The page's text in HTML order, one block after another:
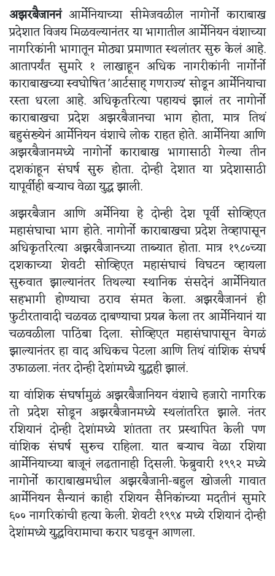
अझरबैजाननंआर्मेनियाच्या सीमेजवळील नागोर्नो काराबाख
प्रदेशात विजय मिळवल्यानंतर या भागातील आर्मेनियन वंशाच्या
नागरिकांनी भागातून मोठ्या प्रमाणात स्थलांतर सुरु केलं आहे.
आतापर्यंत सुमारे १ लाखाहून अधिक नागरीकांनी नार्गोर्नो
काराबाखच्या स्वघोषित 'आर्टसाह् गणराज्य' सोडून आर्मेनियाचा
रस्ता धरला आहे. अधिकृतरित्या पहायचं झालं तर नागोर्नो
काराबाखचा प्रदेश अझरबैजानचा भाग होता, मात्र तिथं
बहुसंख्येनं आर्मेनियन वंशाचे लोक राहत होते. आर्मेनिया आणि
अझरबैजानमध्ये नागोर्नो काराबाख भागासाठी गेल्या तीन
दशकांहून संघर्ष सुरु होता. दोन्ही देशात या प्रदेशासाठी
यापूर्वीही बऱ्याच वेळा युद्ध झाली.
अझरबैजान आणि अर्मेनिया हे दोन्ही देश पूर्वी सोव्हिएत
महासंघाचा भाग होते. नागोर्नो काराबाखचा प्रदेश तेव्हापासून
अधिकृतरित्या अझरबैजानच्या ताब्यात होता. मात्र १९८०च्या
दशकाच्या शेवटी सोव्हिएत महासंघाचं विघटन व्हायला
सुरुवात झाल्यानंतर तिथल्या स्थानिक संसदेनं आर्मेनियात
सहभागी होण्याचा ठराव संमत केला. अझरबैजाननं ही
फुटीरतावादी चळवळ दाबण्याचा प्रयत्न केला तर आर्मेनियानं या
चळवळीला पाठिंबा दिला. सोव्हिएत महासंघापासून वेगळं
झाल्यानंतर हा वाद अधिकच पेटला आणि तिथं वांशिक संघर्ष
उफाळला. नंतर दोन्ही देशांमध्ये युद्धही झालं.
या वांशिक संघर्षामुळं अझरबैजानियन वंशाचे हजारो नागरिक
तो प्रदेश सोडून अझरबैजानमध्ये स्थलांतरित झाले. नंतर
रशियानं दोन्ही देशांमध्ये शांतता तर प्रस्थापित केली पण
वांशिक संघर्ष सुरुच राहिला. यात बऱ्याच वेळा रशिया
आर्मेनियाच्या बाजूनं लढतानाही दिसली. फेब्रुवारी १९९२ मध्ये
नागोर्नो काराबाखमधील अझरबैजानी-बहुल खोजली गावात
आर्मेनियन सैन्यानं काही रशियन सैनिकांच्या मदतीनं सुमारे
६०० नागरिकांची हत्या केली. शेवटी १९९४ मध्ये रशियानं दोन्ही
देशांमध्ये युद्धविरामाचा करार घडवून आणला.